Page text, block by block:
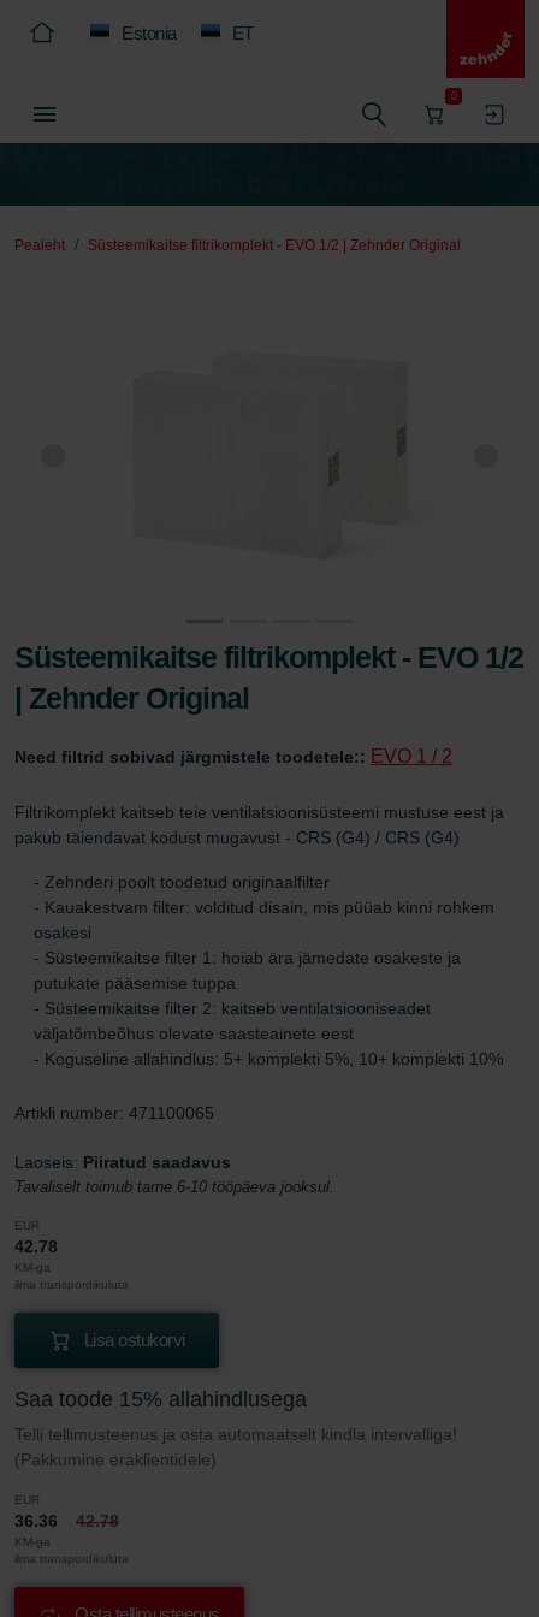
Estonia ET
0
Pealeht Süsteemikaitse filtrikomplekt - EVO 1/2 | Zehnder Original
Süsteemikaitse filtrikomplekt - EVO 1/2
| Zehnder Original
Need filtrid sobivad järgmistele toodetele:: EVO 1 / 2
Filtrikomplekt kaitseb teie ventilatsioonisüsteemi mustuse eest ja
pakub täiendavat kodust mugavust - CRS (G4) / CRS (G4)
- Zehnderi poolt toodetud originaalfilter
- Kauakestvam filter: volditud disain, mis püüab kinni rohkem
osakesi
- Süsteemikaitse filter 1: hoiab ära jämedate osakeste ja
putukate pääsemise tuppa
- Süsteemikaitse filter 2: kaitseb ventilatsiooniseadet
väljatõmbeõhus olevate saasteainete eest
- Koguseline allahindlus: 5+ komplekti 5%, 10+ komplekti 10%
Artikli number: 471100065
Laoseis: Piiratud saadavus
Tavaliselt toimub tarne 6-10 tööpäeva jooksul.
EUR
42.78
KM-ga
ilma transpordikuluta
Lisa ostukorvi
Saa toode 15% allahindlusega
Telli tellimusteenus ja osta automaatselt kindla intervalliga!
(Pakkumine eraklientidele)
EUR
36.36 42.78
KM-ga
ilma transpordikuluta